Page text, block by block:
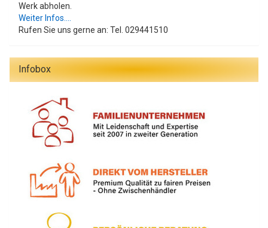
Werk abholen.
Weiter Infos....
Rufen Sie uns gerne an: Tel. 029441510
Infobox